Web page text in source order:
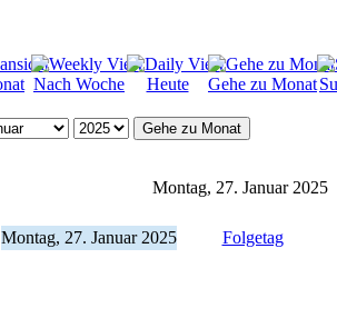
Nach Woche Heute Gehe zu Monat
Gehe zu Monat
Montag, 27. Januar 2025
Montag, 27. Januar 2025 Folgetag